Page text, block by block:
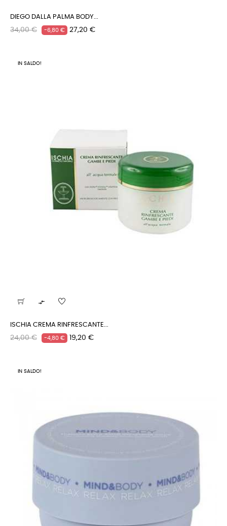
DIEGO DALLA PALMA BODY...
Prezzo
34,00 € -6,80 € Prezzo
27,20 €
IN SALDO!

ISCHIA CREMA RINFRESCANTE...
Prezzo
24,00 € -4,80 € Prezzo
19,20 €
IN SALDO!